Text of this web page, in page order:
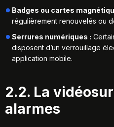
Badges ou cartes
régulièrement renouvelés ou
Serrures numériques :
disposent d’un verrouillage
application mobile.
2.2. La
alarmes